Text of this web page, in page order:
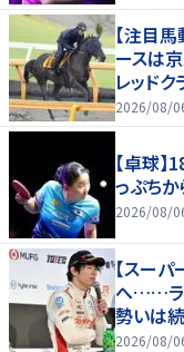
【注目
ースは
レッド
2026/08/
【卓球
っぷち
2026/08/
【スー
へ……ラ
勢いは
2026/08/